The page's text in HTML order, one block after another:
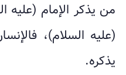
من يذكر الإمام (عليه
(عليه السلام)،
يذكره.